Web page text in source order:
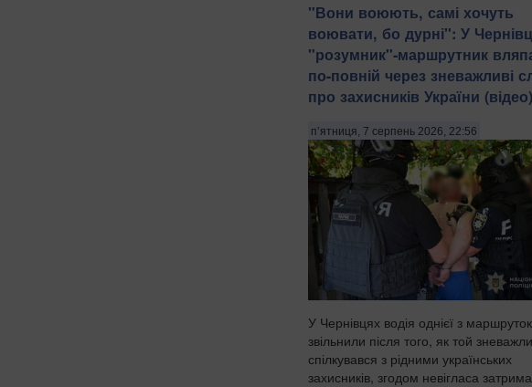
​"Вони воюють, самі хочуть
воювати, бо дурні": У
"розумник"-маршрутник
по-повній через зневажливі
про захисників України (відео)
п’ятниця, 7 серпень 2026, 22:56
У Чернівцях водія однієї з маршруток
звільнили після того, як той
спілкувався з рідними українських
захисників, згодом невігласа